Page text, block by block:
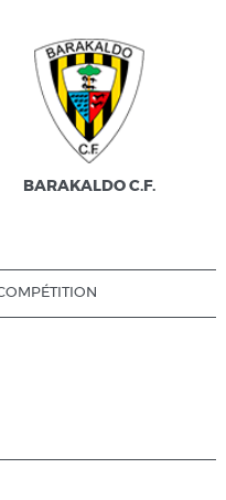
BARAKALDO C.F.